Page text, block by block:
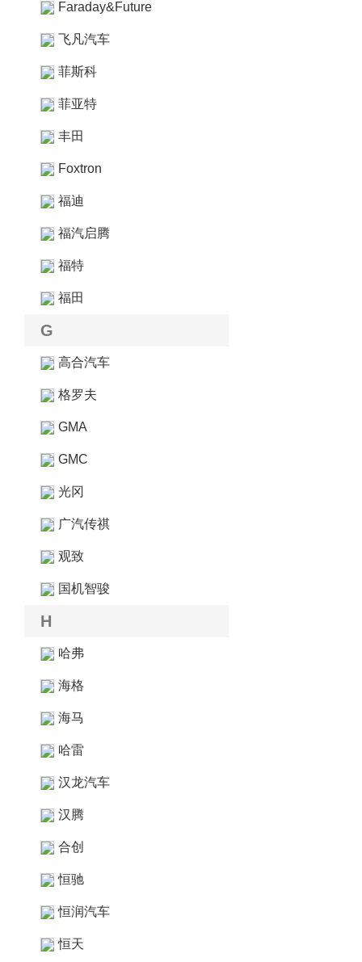
Faraday&Future
飞凡汽车
菲斯科
菲亚特
丰田
Foxtron
福迪
福汽启腾
福特
福田
G
高合汽车
格罗夫
GMA
GMC
光冈
广汽传祺
观致
国机智骏
H
哈弗
海格
海马
哈雷
汉龙汽车
汉腾
合创
恒驰
恒润汽车
恒天